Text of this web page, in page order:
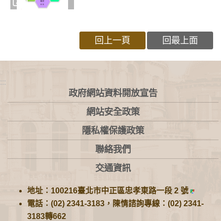
回上一頁 回最上面
:::
政府網站資料開放宣告
網站安全政策
隱私權保護政策
聯絡我們
交通資訊
地址：100216臺北市中正區忠孝東路一段 2 號
電話：(02) 2341-3183，陳情諮詢專線：(02) 2341-
3183轉662